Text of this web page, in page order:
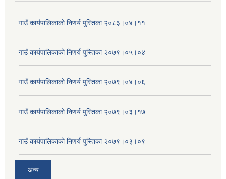
गाउँ कार्यपालिकाको निणर्य पुस्तिका २०८३।०४।११
गाउँ कार्यपालिकाको निणर्य पुस्तिका २०७९।०५।०४
गाउँ कार्यपालिकाको निणर्य पुस्तिका २०७९।०४।०६
गाउँ कार्यपालिकाको निणर्य पुस्तिका २०७९।०३।१७
गाउँ कार्यपालिकाको निणर्य पुस्तिका २०७९।०३।०९
अन्य